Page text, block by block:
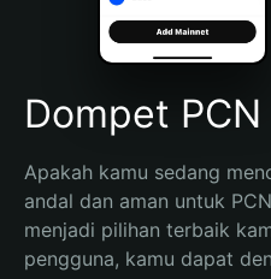
Português (Brasil)
Español (Argentina)
Dompet PCN
Apakah kamu sedang
andal dan aman untuk
menjadi pilihan terbaik
pengguna, kamu dapat